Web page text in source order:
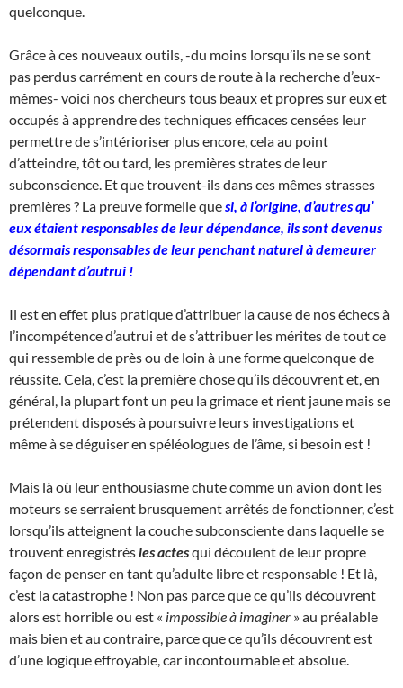
quelconque.
Grâce à ces nouveaux outils, -du moins lorsqu’ils ne se sont
pas perdus carrément en cours de route à la recherche d’eux-
mêmes- voici nos chercheurs tous beaux et propres sur eux et
occupés à apprendre des techniques efficaces censées leur
permettre de s’intérioriser plus encore, cela au point
d’atteindre, tôt ou tard, les premières strates de leur
subconscience. Et que trouvent-ils dans ces mêmes strasses
premières ? La preuve formelle quesi, à l’origine, d’autres qu’
eux étaient responsables de leur dépendance, ils sont devenus
désormais responsables de leur penchant naturel à demeurer
dépendant d’autrui !
Il est en effet plus pratique d’attribuer la cause de nos échecs à
l’incompétence d’autrui et de s’attribuer les mérites de tout ce
qui ressemble de près ou de loin à une forme quelconque de
réussite. Cela, c’est la première chose qu’ils découvrent et, en
général, la plupart font un peu la grimace et rient jaune mais se
prétendent disposés à poursuivre leurs investigations et
même à se déguiser en spéléologues de l’âme, si besoin est !
Mais là où leur enthousiasme chute comme un avion dont les
moteurs se serraient brusquement arrêtés de fonctionner, c’est
lorsqu’ils atteignent la couche subconsciente dans laquelle se
trouvent enregistrésles actesqui découlent de leur propre
façon de penser en tant qu’adulte libre et responsable ! Et là,
c’est la catastrophe ! Non pas parce que ce qu’ils découvrent
alors est horrible ou est « impossible à imaginer » au préalable
mais bien et au contraire, parce que ce qu’ils découvrent est
d’une logique effroyable, car incontournable et absolue.